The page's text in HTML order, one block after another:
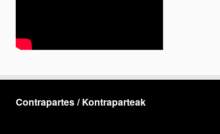
Contrapartes / Kontraparteak